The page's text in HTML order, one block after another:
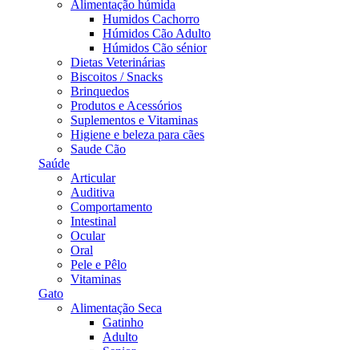
Alimentação húmida
Humidos Cachorro
Húmidos Cão Adulto
Húmidos Cão sénior
Dietas Veterinárias
Biscoitos / Snacks
Brinquedos
Produtos e Acessórios
Suplementos e Vitaminas
Higiene e beleza para cães
Saude Cão
Saúde
Articular
Auditiva
Comportamento
Intestinal
Ocular
Oral
Pele e Pêlo
Vitaminas
Gato
Alimentação Seca
Gatinho
Adulto